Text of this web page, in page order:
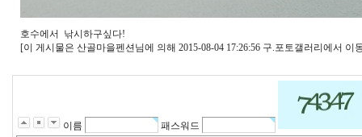
호수에서 낚시하구싶다!
[이 게시물은 산골마을펜션님에 의해 2015-08-04 17:26:56 구.포토갤러리에서 이
이름 패스워드